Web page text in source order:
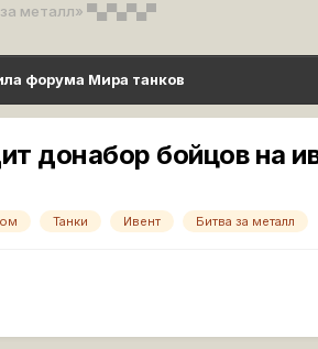
за металл» ▀▄▀▄▀▄▀
форума Мира танков
донабор бойцов на
Танки Ивент Битва за металл